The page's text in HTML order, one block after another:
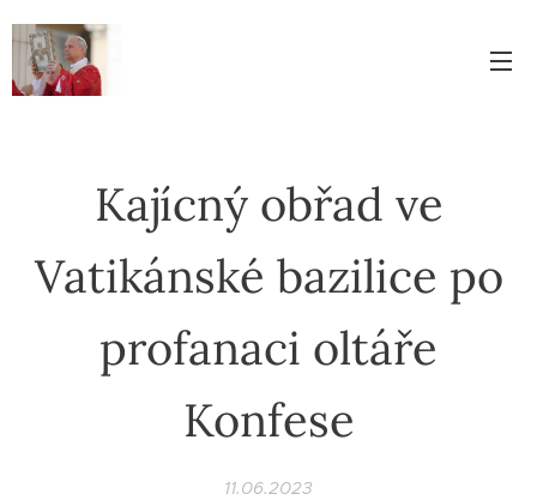
Kajícný obřad ve
Vatikánské bazilice po
profanaci oltáře
Konfese
11.06.2023